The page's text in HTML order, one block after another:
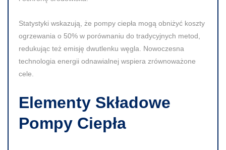
Statystyki wskazują, że pompy ciepła mogą obniżyć koszty
ogrzewania o 50% w porównaniu do tradycyjnych metod,
redukując też emisję dwutlenku węgla. Nowoczesna
technologia energii odnawialnej wspiera zrównoważone
cele.
Elementy Składowe
Pompy Ciepła